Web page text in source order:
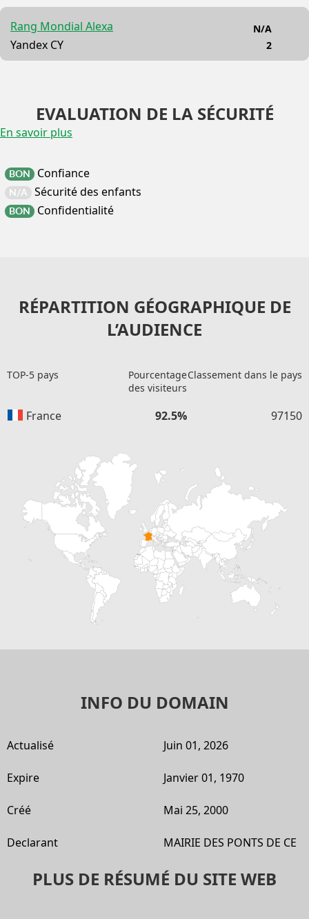
Rang Mondial Alexa
Yandex CY
N/A
2
EVALUATION DE LA SÉCURITÉ
En savoir plus
BON Confiance
N/A Sécurité des enfants
BON Confidentialité
RÉPARTITION GÉOGRAPHIQUE DE
L’AUDIENCE
TOP-5 pays
Pourcentage
des visiteurs
Classement dans le pays
France 92.5% 97150
INFO DU DOMAIN
Actualisé Juin 01, 2026
Expire Janvier 01, 1970
Créé Mai 25, 2000
Declarant MAIRIE DES PONTS DE CE
PLUS DE RÉSUMÉ DU SITE WEB